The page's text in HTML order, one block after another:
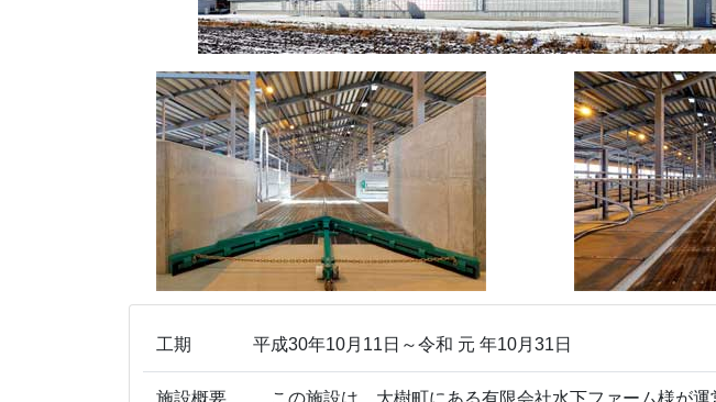
工期 平成30年10月11日～令和 元 年10月31日
施設概要
この施設は、大樹町にある有限会社水下ファーム様が運